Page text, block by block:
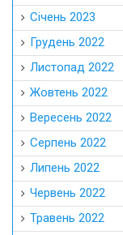
Січень 2023
Грудень 2022
Листопад 2022
Жовтень 2022
Вересень 2022
Серпень 2022
Липень 2022
Червень 2022
Травень 2022